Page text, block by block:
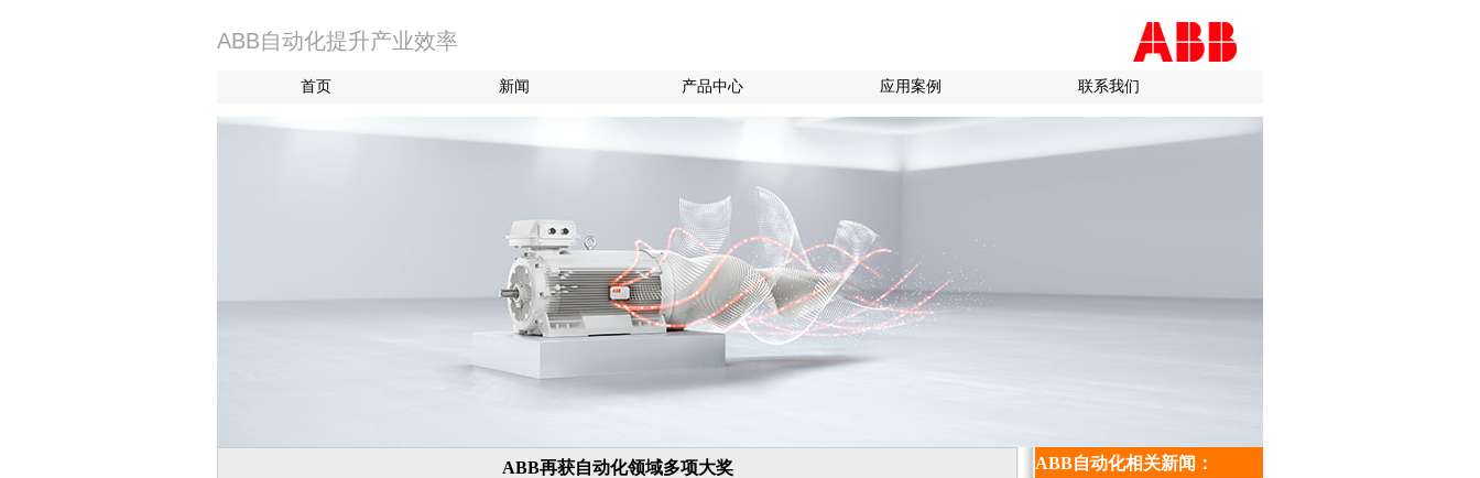
ABB自动化提升产业效率
首页 新闻 产品中心 应用案例 联系我们
ABB再获自动化领域多项大奖 ABB自动化相关新闻：